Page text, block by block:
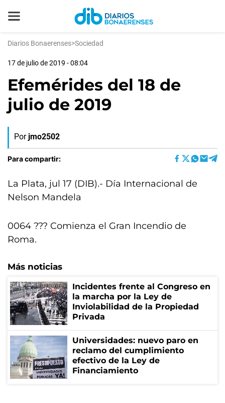
Diarios Bonaerenses>Sociedad
17 de julio de 2019 - 08:04
Efemérides del 18 de
julio de 2019
Por jmo2502
Para compartir:
La Plata, jul 17 (DIB).- Día Internacional de
Nelson Mandela
0064 ??? Comienza el Gran Incendio de
Roma.
Más noticias
Incidentes frente al Congreso en
la marcha por la Ley de
Inviolabilidad de la Propiedad
Privada
Universidades: nuevo paro en
reclamo del cumplimiento
efectivo de la Ley de
Financiamiento